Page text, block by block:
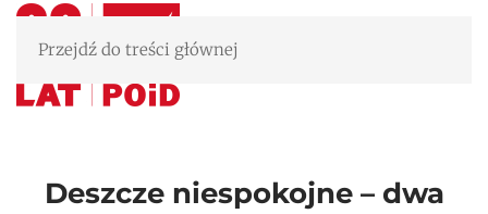
Przejdź do treści głównej
Deszcze niespokojne – dwa